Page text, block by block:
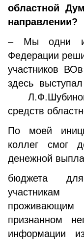
областной
направлении?
– Мы одни
Федерации
участников
здесь
средств
По моей
коллег смог
денежной
бюджета
признанном
информации